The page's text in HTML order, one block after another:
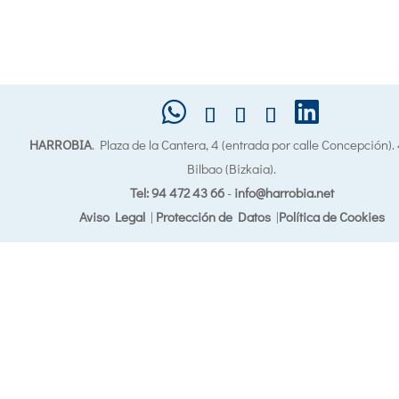
HARROBIA. Plaza de la Cantera, 4 (entrada por calle
Bilbao (Bizkaia).
Tel: 94 472 43 66- info@harrobia.net
Aviso Legal| Protección de Datos|Política de Cookies